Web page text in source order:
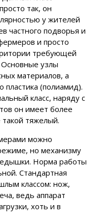
так, он
у жителей
частного подворья и
и просто
требующей
Основные узлы
материалов, а
пластика (полиамид).
класс, наряду с
он имеет более
тяжелый.
можно
но механизму
Норма работы
Стандартная
классом: нож,
ведь аппарат
хоть и в